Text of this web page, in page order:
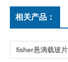
相关产品：